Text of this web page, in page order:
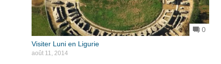
0
Visiter Luni en Ligurie
août 11, 2014